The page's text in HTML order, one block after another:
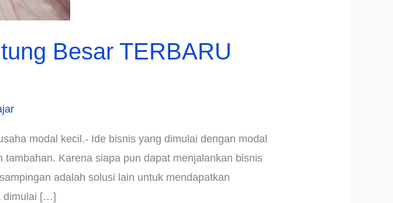
Besar TERBARU
modal kecil.- Ide bisnis yang dimulai dengan modal
Karena siapa pun dapat menjalankan bisnis
adalah solusi lain untuk mendapatkan
dimulai […]